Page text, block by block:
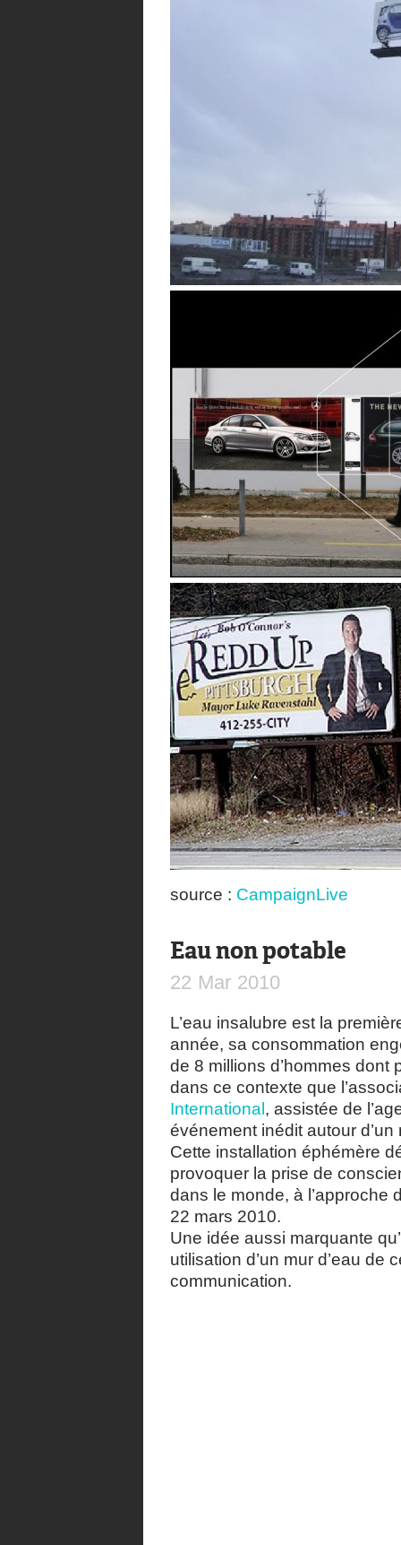
source : CampaignLive
Eau non potable
22 Mar 2010
L’eau insalubre est la
année, sa consommation
de 8 millions d’hommes dont
dans ce contexte que
International , assistée de
événement inédit autour d’un
Cette installation éphémère
provoquer la prise de
dans le monde, à l’approche
22 mars 2010.
Une idée aussi marquante
utilisation d’un mur d’eau de
communication.